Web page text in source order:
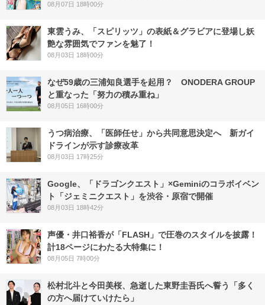
08月07日 18時00分
東雲うみ、「スピリッツ」の表紙＆グラビアに登場し妖
艶な雰囲気でファンを魅了！
08月03日 18時00分
なぜ59歳の三浦知良選手を起用？ ONODERA GROUP
と重なった「努力の積み重ね」
08月05日 16時00分
うつ病治療、「医師任せ」から共同意思決定へ 新ガイ
ドラインが示す診療改革
08月03日 17時25分
Google、「ドラゴンクエスト」×Geminiのコラボイベン
ト「ジェミニクエスト」を渋谷・原宿で開催
08月03日 18時42分
声優・井口裕香が「FLASH」で圧巻のスタイルを披露！
計18ページにわたる大特集に！
08月05日 7時00分
松村北斗と今田美桜、急逝した東野圭吾氏へ誓う「多く
の方へ届けていけたら」